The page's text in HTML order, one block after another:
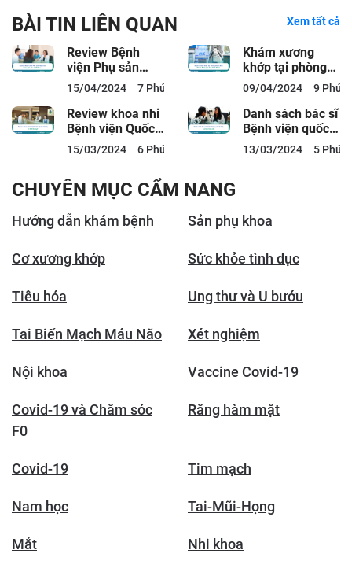
BÀI TIN LIÊN QUAN Xem tất cả
Review Bệnh
viện Phụ sản
Thiện An: Bảng
giá, Bác sĩ, Dịch
vụ
15/04/2024 7 Phút đọc
Khám xương
khớp tại phòng
khám ACC: Bác
sĩ, Bảng giá,
Quy...
09/04/2024 9 Phút
Review khoa nhi
Bệnh viện Quốc
tế City có tốt
không?
15/03/2024 6 Phút đọc
Danh sách bác sĩ
Bệnh viện quốc
tế City và lịch
làm việc
13/03/2024 5 Phút
CHUYÊN MỤC CẨM NANG
Hướng dẫn khám bệnh Sản phụ khoa
Cơ xương khớp Sức khỏe tình dục
Tiêu hóa Ung thư và U bướu
Tai Biến Mạch Máu Não Xét nghiệm
Nội khoa Vaccine Covid-19
Covid-19 và Chăm sóc
F0
Răng hàm mặt
Covid-19 Tim mạch
Nam học Tai-Mũi-Họng
Mắt Nhi khoa